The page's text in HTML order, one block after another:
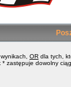
OR dla tych,
* zastępuje dowolny ciąg